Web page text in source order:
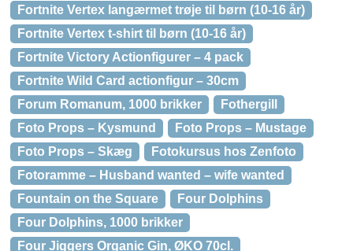
Fortnite Vertex langærmet trøje til børn (10-16 år)
Fortnite Vertex t-shirt til børn (10-16 år)
Fortnite Victory Actionfigurer – 4 pack
Fortnite Wild Card actionfigur – 30cm
Forum Romanum, 1000 brikker
Fothergill
Foto Props – Kysmund
Foto Props – Mustage
Foto Props – Skæg
Fotokursus hos Zenfoto
Fotoramme – Husband wanted – wife wanted
Fountain on the Square
Four Dolphins
Four Dolphins, 1000 brikker
Four Jiggers Organic Gin, ØKO 70cl.